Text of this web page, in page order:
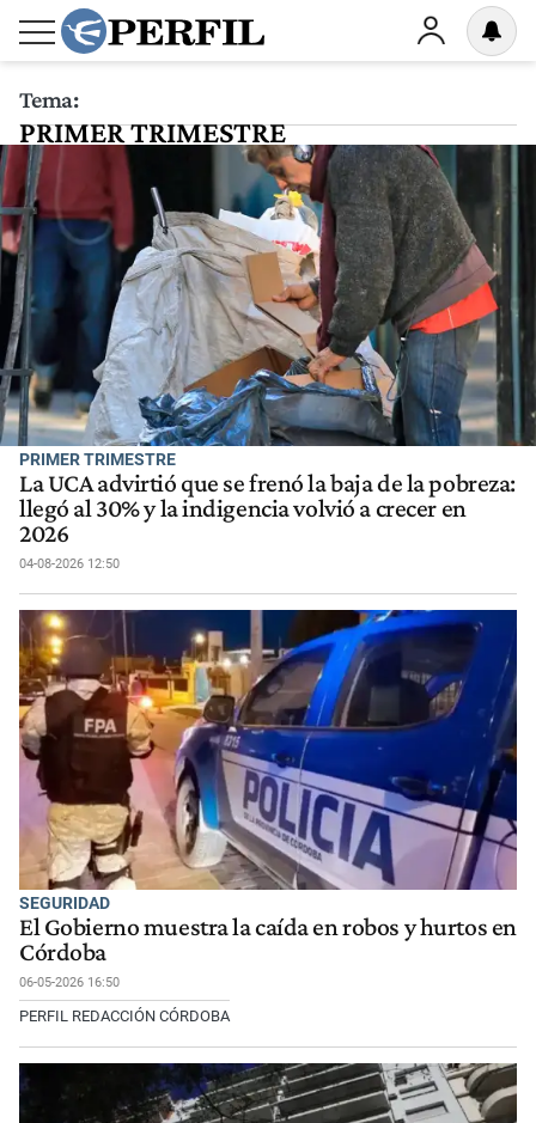
Tema:
PRIMER TRIMESTRE
PRIMER TRIMESTRE
La UCA advirtió que se frenó la baja de la pobreza:
llegó al 30% y la indigencia volvió a crecer en
2026
04-08-2026 12:50
SEGURIDAD
El Gobierno muestra la caída en robos y hurtos en
Córdoba
06-05-2026 16:50
PERFIL REDACCIÓN CÓRDOBA